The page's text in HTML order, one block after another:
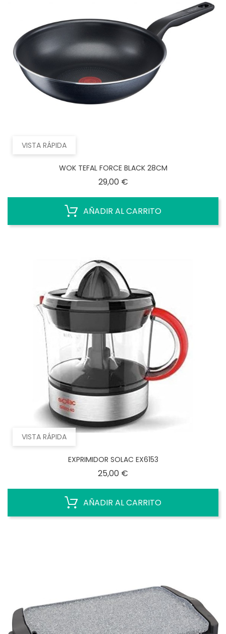
VISTA RÁPIDA
WOK TEFAL FORCE BLACK 28CM
29,00 €Precio
AÑADIR AL CARRITO
VISTA RÁPIDA
EXPRIMIDOR SOLAC EX6153
25,00 €
AÑADIR AL CARRITO